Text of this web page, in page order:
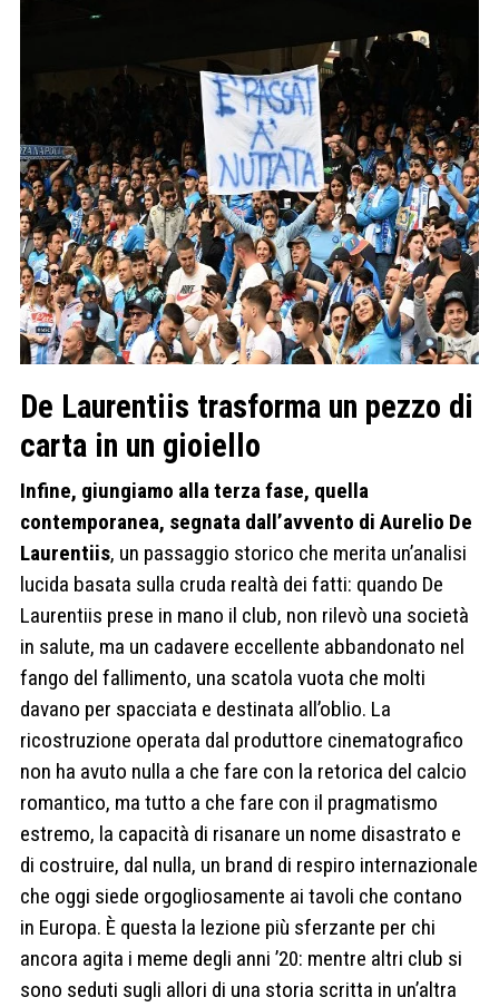
De Laurentiis trasforma un pezzo di
carta in un gioiello
Infine, giungiamo alla terza fase, quella
contemporanea, segnata dall’avvento di Aurelio De
Laurentiis, un passaggio storico che merita un’analisi
lucida basata sulla cruda realtà dei fatti: quando De
Laurentiis prese in mano il club, non rilevò una società
in salute, ma un cadavere eccellente abbandonato nel
fango del fallimento, una scatola vuota che molti
davano per spacciata e destinata all’oblio. La
ricostruzione operata dal produttore cinematografico
non ha avuto nulla a che fare con la retorica del calcio
romantico, ma tutto a che fare con il pragmatismo
estremo, la capacità di risanare un nome disastrato e
di costruire, dal nulla, un brand di respiro internazionale
che oggi siede orgogliosamente ai tavoli che contano
in Europa. È questa la lezione più sferzante per chi
ancora agita i meme degli anni ’20: mentre altri club si
sono seduti sugli allori di una storia scritta in un’altra